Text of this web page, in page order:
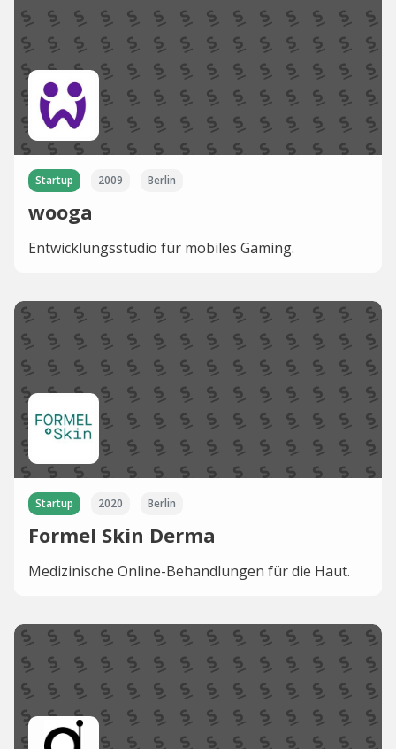
Startup 2009 Berlin
wooga
Entwicklungsstudio für mobiles Gaming.
Startup 2020 Berlin
Formel Skin Derma
Medizinische Online-Behandlungen für die Haut.